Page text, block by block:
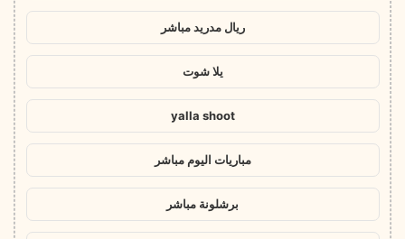
ريال مدريد مباشر
يلا شوت
yalla shoot
مباريات اليوم مباشر
برشلونة مباشر